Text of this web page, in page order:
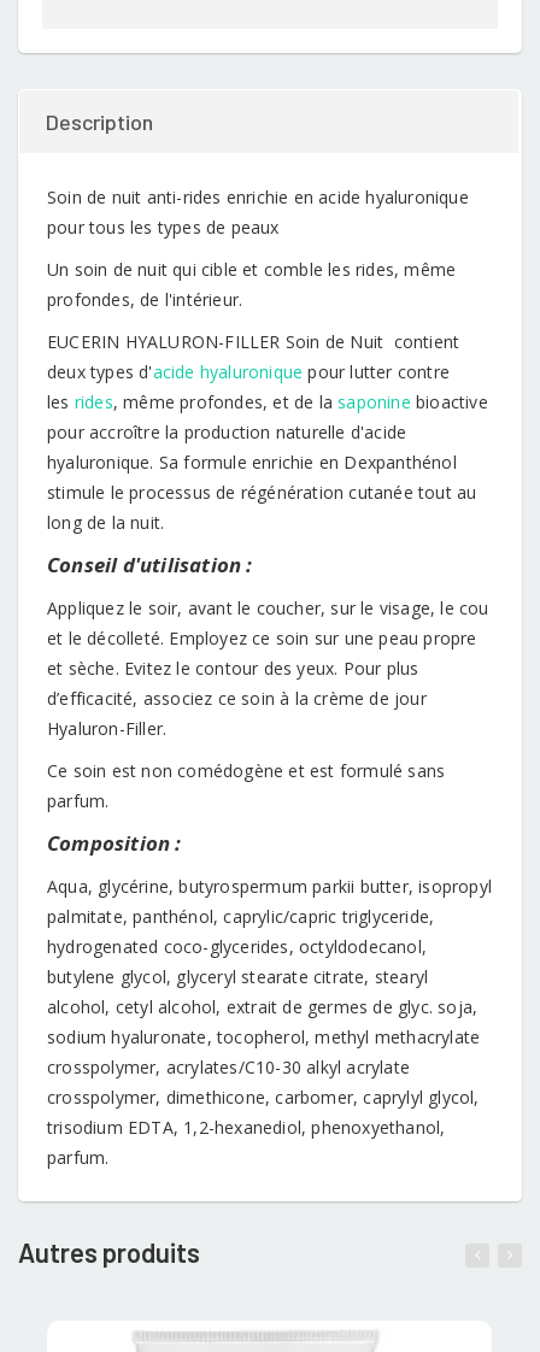
Description
Soin de nuit anti-rides enrichie en acide hyaluronique
pour tous les types de peaux
Un soin de nuit qui cible et comble les rides, même
profondes, de l'intérieur.
EUCERIN HYALURON-FILLER Soin de Nuit contient
deux types d'acide hyaluronique pour lutter contre
les rides, même profondes, et de lasaponine bioactive
pour accroître la production naturelle d'acide
hyaluronique. Sa formule enrichie en Dexpanthénol
stimule le processus de régénération cutanée tout au
long de la nuit.
Conseil d'utilisation :
Appliquez le soir, avant le coucher, sur le visage, le cou
et le décolleté. Employez ce soin sur une peau propre
et sèche. Evitez le contour des yeux. Pour plus
d’efficacité, associez ce soin à la crème de jour
Hyaluron-Filler.
Ce soin est non comédogène et est formulé sans
parfum.
Composition :
Aqua, glycérine, butyrospermum parkii butter, isopropyl
palmitate, panthénol, caprylic/capric triglyceride,
hydrogenated coco-glycerides, octyldodecanol,
butylene glycol, glyceryl stearate citrate, stearyl
alcohol, cetyl alcohol, extrait de germes de glyc. soja,
sodium hyaluronate, tocopherol, methyl methacrylate
crosspolymer, acrylates/C10-30 alkyl acrylate
crosspolymer, dimethicone, carbomer, caprylyl glycol,
trisodium EDTA, 1,2-hexanediol, phenoxyethanol,
parfum.
Autres produits